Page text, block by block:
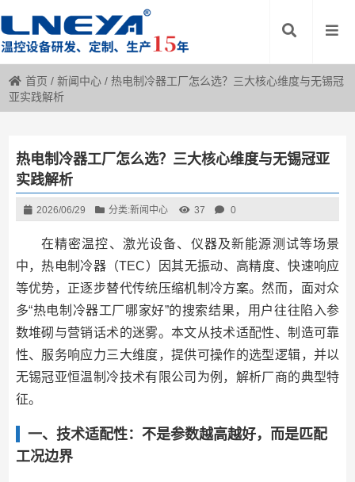
首页 /新闻中心 /热电制冷器工厂怎么选？三大核心维度与无锡冠
亚实践解析
热电制冷器工厂怎么选？三大核心维度与无锡冠亚
实践解析
2026/06/29 分类:新闻中心 37 0
在精密温控、激光设备、仪器及新能源测试等场景
中，热电制冷器（TEC）因其无振动、高精度、快速响应
等优势，正逐步替代传统压缩机制冷方案。然而，面对众
多“热电制冷器工厂哪家好”的搜索结果，用户往往陷入参
数堆砌与营销话术的迷雾。本文从技术适配性、制造可靠
性、服务响应力三大维度，提供可操作的选型逻辑，并以
无锡冠亚恒温制冷技术有限公司为例，解析厂商的典型特
征。
一、技术适配性：不是参数越高越好，而是匹配
工况边界